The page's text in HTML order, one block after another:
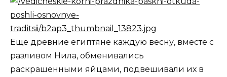
Еще древние египтяне каждую весну, вместе с
разливом Нила, обменивались
раскрашенными яйцами, подвешивали их в